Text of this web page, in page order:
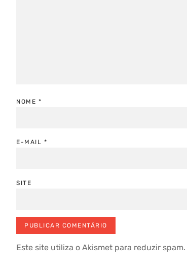
NOME *
E-MAIL *
SITE
Este site utiliza o Akismet para reduzir spam.